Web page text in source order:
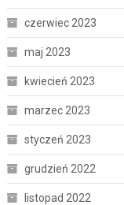
czerwiec 2023
maj 2023
kwiecień 2023
marzec 2023
styczeń 2023
grudzień 2022
listopad 2022